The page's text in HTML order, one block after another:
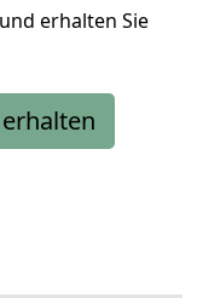
erhalten Sie